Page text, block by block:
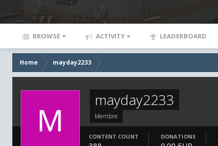
BROWSE ACTIVITY LEADERBOARD
Home mayday2233
mayday2233
Membre
CONTENT COUNT DONATIONS